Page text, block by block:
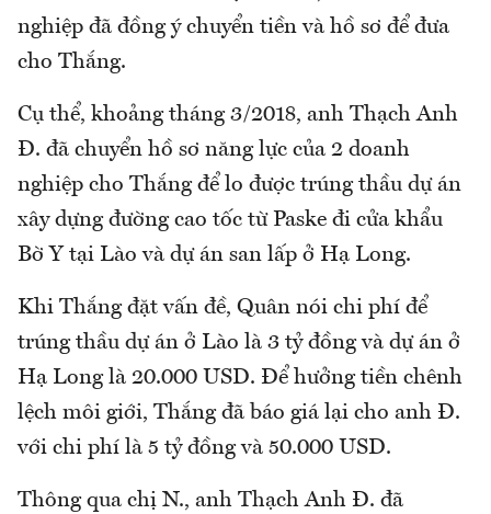
nghiệp đã đồng ý chuyển tiền và hồ sơ để đưa
cho Thắng.
Cụ thể, khoảng tháng 3/2018, anh Thạch Anh
Đ. đã chuyển hồ sơ năng lực của 2 doanh
nghiệp cho Thắng để lo được trúng thầu dự án
xây dựng đường cao tốc từ Paske đi cửa khẩu
Bờ Y tại Lào và dự án san lấp ở Hạ Long.
Khi Thắng đặt vấn đề, Quân nói chi phí để
trúng thầu dự án ở Lào là 3 tỷ đồng và dự án ở
Hạ Long là 20.000 USD. Để hưởng tiền chênh
lệch môi giới, Thắng đã báo giá lại cho anh Đ.
với chi phí là 5 tỷ đồng và 50.000 USD.
Thông qua chị N., anh Thạch Anh Đ. đã